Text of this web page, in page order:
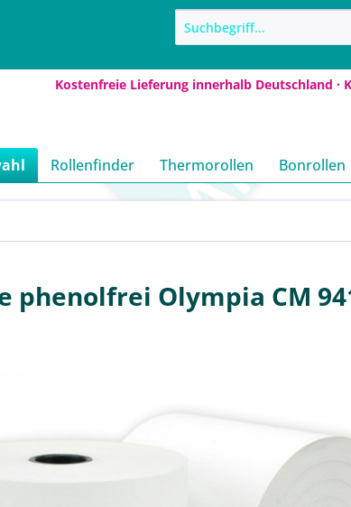
Kostenfreie Lieferung innerhalb Deutschland ·
Rollenfinder Thermorollen Bonrollen
phenolfrei Olympia CM